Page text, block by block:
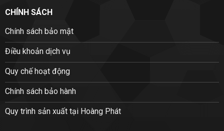
CHÍNH SÁCH
Chính sách bảo mật
Điều khoản dịch vụ
Quy chế hoạt động
Chính sách bảo hành
Quy trình sản xuất tại Hoàng Phát